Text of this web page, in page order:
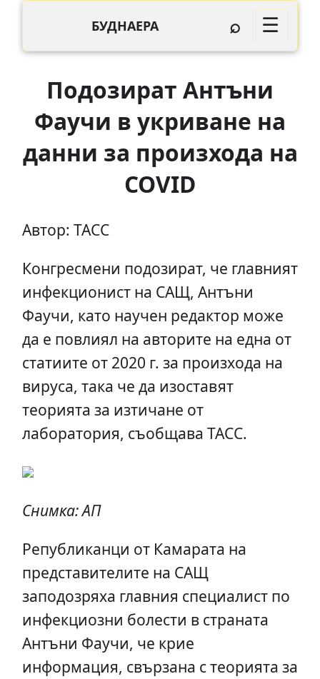
БУДНАЕРА ⌕ ☰
Подозират Антъни
Фаучи в укриване на
данни за произхода на
COVID
Автор: ТАСС
Конгресмени подозират, че главният
инфекционист на САЩ, Антъни
Фаучи, като научен редактор може
да е повлиял на авторите на една от
статиите от 2020 г. за произхода на
вируса, така че да изоставят
теорията за изтичане от
лаборатория, съобщава ТАСС.
Снимка: АП
Републиканци от Камарата на
представителите на САЩ
заподозряха главния специалист по
инфекциозни болести в страната
Антъни Фаучи, че крие
информация, свързана с теорията за